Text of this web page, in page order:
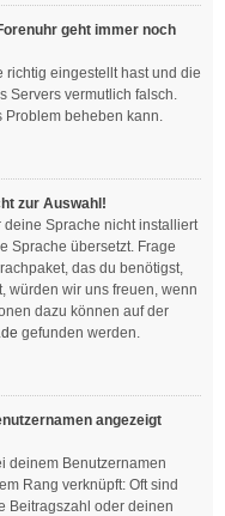
geht immer noch
richtig eingestellt hast und die
Servers vermutlich falsch.
Problem beheben kann.
zur Auswahl!
Sprache nicht installiert
Sprache übersetzt. Frage
das du benötigst,
würden wir uns freuen, wenn
dazu können auf der
gefunden werden.
angezeigt
deinem Benutzernamen
Rang verknüpft: Oft sind
Beitragszahl oder deinen